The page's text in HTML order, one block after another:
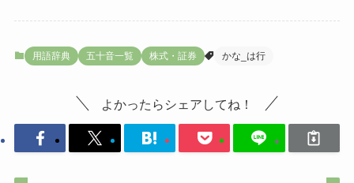
用語辞典 五十音一覧 株式・証券 かな_は行
よかったらシェアしてね！